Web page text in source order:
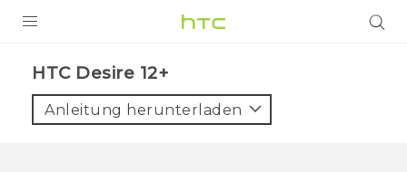
VIVE
HTC Desire 12+‎
Anleitung herunterladen